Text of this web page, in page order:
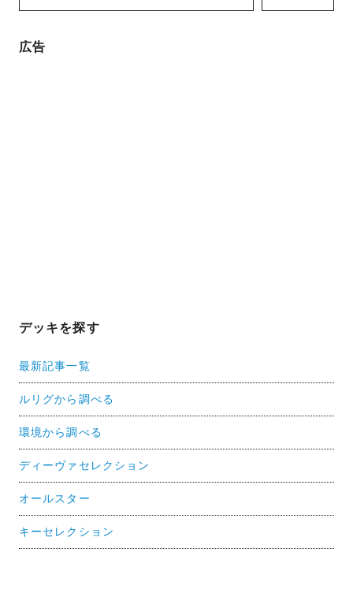
広告
デッキを探す
最新記事一覧
ルリグから調べる
環境から調べる
ディーヴァセレクション
オールスター
キーセレクション